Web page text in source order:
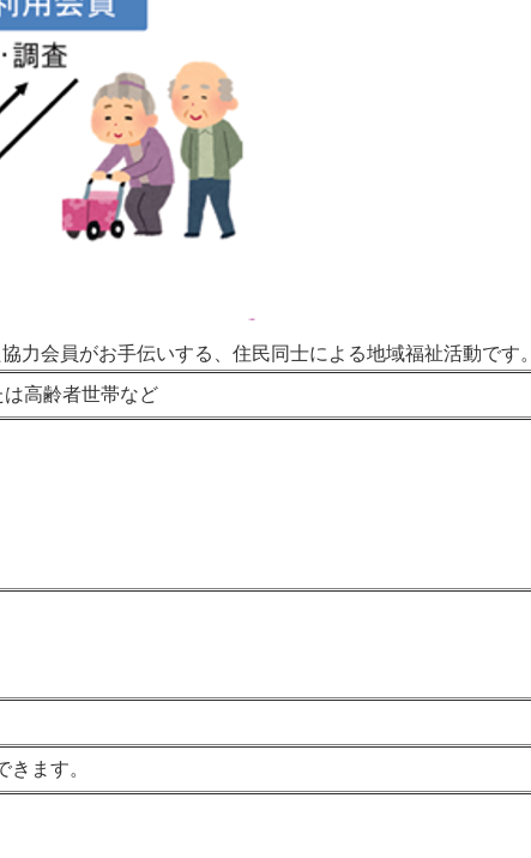
力会員がお手伝いする、住民同士による地域福祉活動です。
高齢者世帯など
きます。